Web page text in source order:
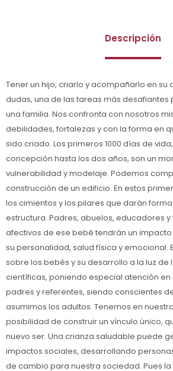
Descripción
Tener un hijo, criarlo y acompañarlo en su
dudas, una de las tareas más desafiantes
una familia. Nos confronta con nosotros
debilidades, fortalezas y con la forma en
sido criado. Los primeros 1000 días de
concepción hasta los dos años, son un
vulnerabilidad y modelaje. Podemos
construcción de un edificio. En estos
los cimientos y los pilares que darán
estructura. Padres, abuelos, educadores
afectivos de ese bebé tendrán un
su personalidad, salud física y emocional.
sobre los bebés y su desarrollo a la luz de
científicas, poniendo especial atención en
padres y referentes, siendo conscientes
asumimos los adultos. Tenemos en
posibilidad de construir un vínculo único,
nuevo ser. Una crianza saludable puede
impactos sociales, desarrollando
de cambio para nuestra sociedad. Pues